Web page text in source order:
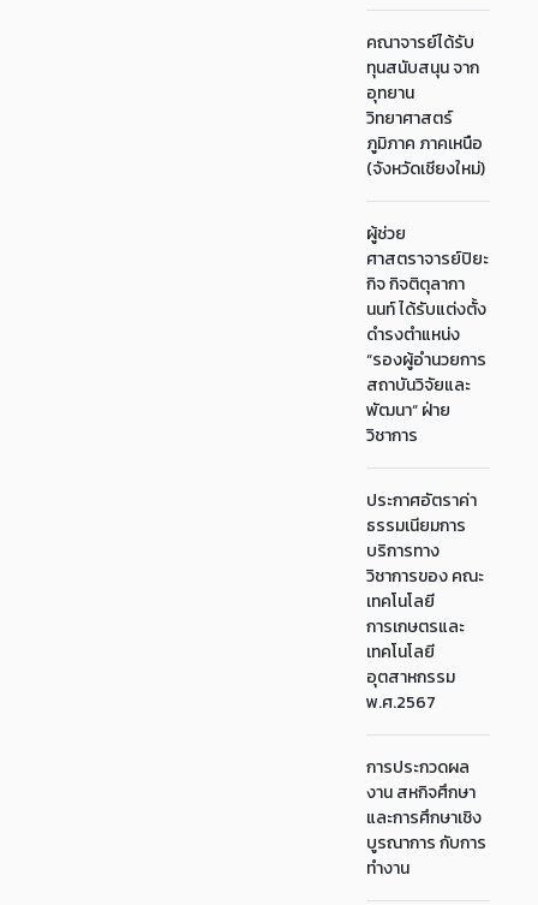
คณาจารย์ได้รับ
ทุนสนับสนุน จาก
อุทยาน
วิทยาศาสตร์
ภูมิภาค ภาคเหนือ
(จังหวัดเชียงใหม่)
ผู้ช่วย
ศาสตราจารย์ปิยะ
กิจ กิจติตุลากา
นนท์ ได้รับแต่งตั้ง
ดำรงตำแหน่ง
“รองผู้อำนวยการ
สถาบันวิจัยและ
พัฒนา“ ฝ่าย
วิชาการ
ประกาศอัตราค่า
ธรรมเนียมการ
บริการทาง
วิชาการของ คณะ
เทคโนโลยี
การเกษตรและ
เทคโนโลยี
อุตสาหกรรม
พ.ศ.2567
การประกวดผล
งาน สหกิจศึกษา
และการศึกษาเชิง
บูรณาการ กับการ
ทำงาน